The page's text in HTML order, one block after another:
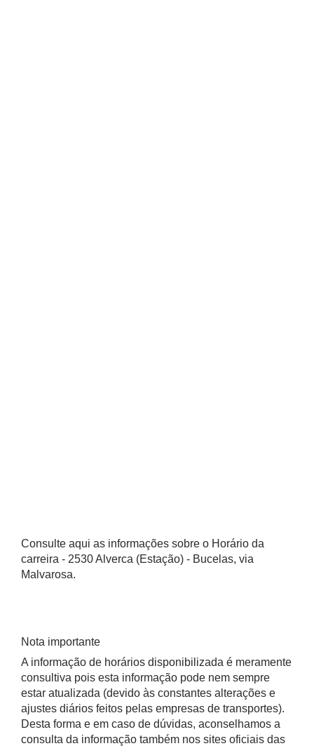
Consulte aqui as informações sobre o Horário da
carreira - 2530 Alverca (Estação) - Bucelas, via
Malvarosa.
Nota importante
A informação de horários disponibilizada é meramente
consultiva pois esta informação pode nem sempre
estar atualizada (devido às constantes alterações e
ajustes diários feitos pelas empresas de transportes).
Desta forma e em caso de dúvidas, aconselhamos a
consulta da informação também nos sites oficiais das